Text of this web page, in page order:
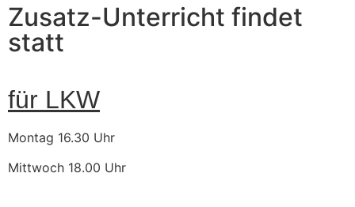
Zusatz-Unterricht findet
statt
für LKW
Montag 16.30 Uhr
Mittwoch 18.00 Uhr